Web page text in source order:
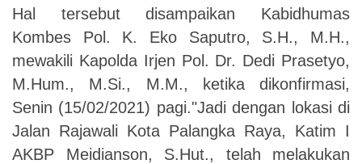
Hal tersebut disampaikan Kabidhumas
Kombes Pol. K. Eko Saputro, S.H., M.H.,
mewakili Kapolda Irjen Pol. Dr. Dedi Prasetyo,
M.Hum., M.Si., M.M., ketika dikonfirmasi,
Senin (15/02/2021) pagi."Jadi dengan lokasi di
Jalan Rajawali Kota Palangka Raya, Katim I
AKBP Meidianson, S.Hut., telah melakukan